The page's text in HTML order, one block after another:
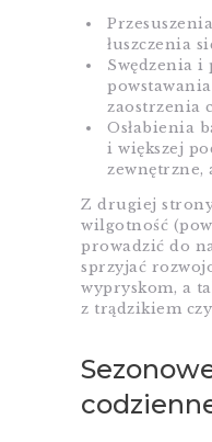
łuszczenia
Swędzenia i
zaostrzenia
Osłabienia
i większej
zewnętrzne,
Z drugiej
wilgotność
prowadzić do
sprzyjać
wypryskom, a
z trądzikiem